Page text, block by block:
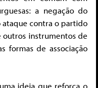
a negação do
ataque contra o partido
outros instrumentos de
formas de associação